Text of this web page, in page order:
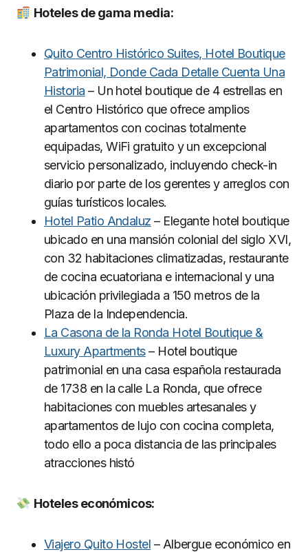
Hoteles de gama media:
Quito Centro Histórico Suites, Hotel Boutique
Patrimonial, Donde Cada Detalle Cuenta Una
Historia – Un hotel boutique de 4 estrellas en
el Centro Histórico que ofrece amplios
apartamentos con cocinas totalmente
equipadas, WiFi gratuito y un excepcional
servicio personalizado, incluyendo check-in
diario por parte de los gerentes y arreglos con
guías turísticos locales.
Hotel Patio Andaluz – Elegante hotel boutique
ubicado en una mansión colonial del siglo XVI,
con 32 habitaciones climatizadas, restaurante
de cocina ecuatoriana e internacional y una
ubicación privilegiada a 150 metros de la
Plaza de la Independencia.
La Casona de la Ronda Hotel Boutique &
Luxury Apartments– Hotel boutique
patrimonial en una casa española restaurada
de 1738 en la calle La Ronda, que ofrece
habitaciones con muebles artesanales y
apartamentos de lujo con cocina completa,
todo ello a poca distancia de las principales
atracciones histó
Hoteles económicos:
Viajero Quito Hostel – Albergue económico en